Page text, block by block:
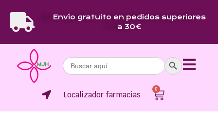
Envío gratuito en pedidos superiores
a 30€
Buscar: Botón de
Localizador farmacias
0